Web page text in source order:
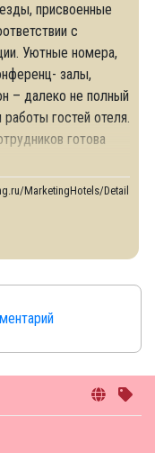
присвоенные
с
Уютные номера,
залы,
– далеко не полный
гостей отеля.
готова
MarketingHotels/Details/320